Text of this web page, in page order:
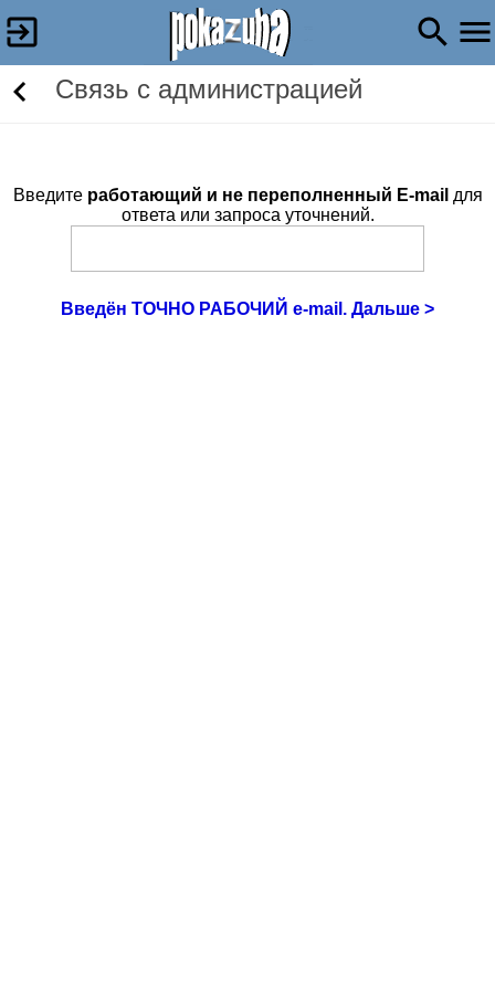
Связь c администрацией
Введите работающий и не переполненный E-mail для
ответа или запроса уточнений.
Введён ТОЧНО РАБОЧИЙ e-mail. Дальше >